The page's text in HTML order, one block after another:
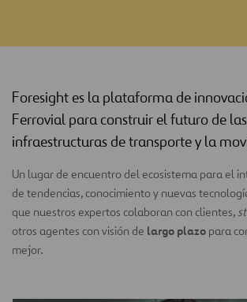
Foresight es la plataforma de
Ferrovial para construir el futuro de las
infraestructuras de transporte y la
Un lugar de encuentro del ecosistema para el
de tendencias, conocimiento y nuevas
que nuestros expertos colaboran con clientes,
otros agentes con visión de largo plazo para
mejor.